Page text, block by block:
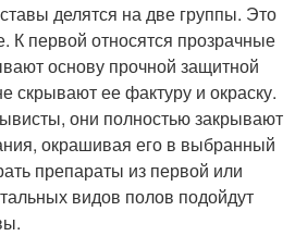
делятся на две группы. Это
К первой относятся прозрачные
основу прочной защитной
скрывают ее фактуру и окраску.
они полностью закрывают
окрашивая его в выбранный
препараты из первой или
видов полов подойдут